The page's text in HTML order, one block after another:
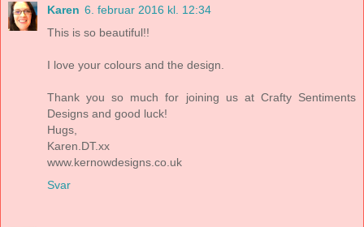
Karen 6. februar 2016 kl. 12:34
This is so beautiful!!
I love your colours and the design.
Thank you so much for joining us at Crafty Sentiments
Designs and good luck!
Hugs,
Karen.DT.xx
www.kernowdesigns.co.uk
Svar